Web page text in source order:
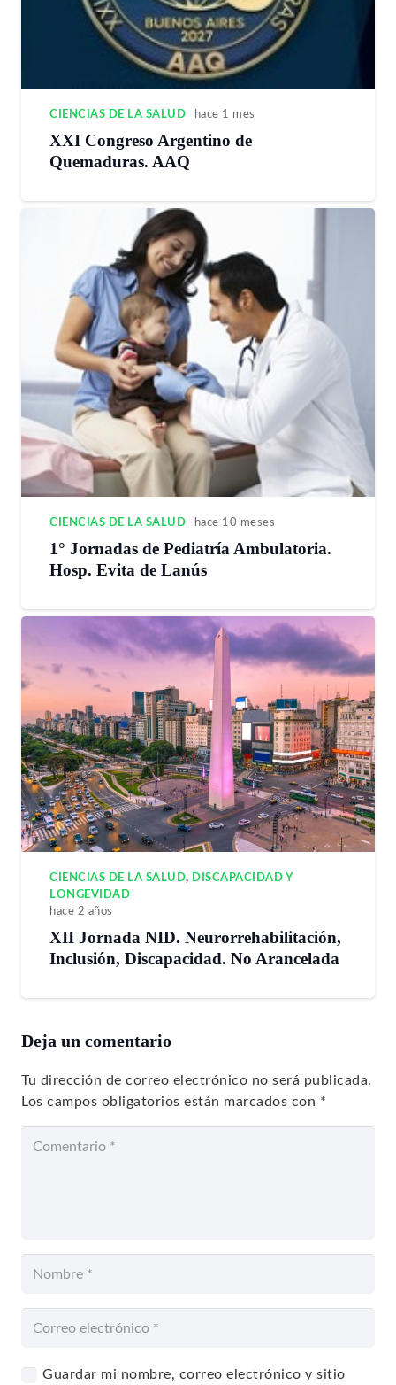
CIENCIAS DE LA SALUD hace 1 mes
XXI Congreso Argentino de
Quemaduras. AAQ
CIENCIAS DE LA SALUD hace 10 meses
1° Jornadas de Pediatría Ambulatoria.
Hosp. Evita de Lanús
CIENCIAS DE LA SALUD, DISCAPACIDAD Y
LONGEVIDAD
hace 2 años
XII Jornada NID. Neurorrehabilitación,
Inclusión, Discapacidad. No Arancelada
Deja un comentario
Tu dirección de correo electrónico no será publicada.
Los campos obligatorios están marcados con *
Guardar mi nombre, correo electrónico y sitio